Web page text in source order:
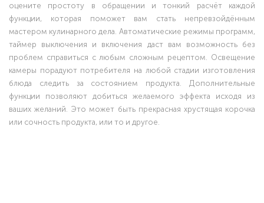
оцените простоту в обращении и тонкий расчёт каждой
функции, которая поможет вам стать непревзойдённым
мастером кулинарного дела. Автоматические режимы программ,
таймер выключения и включения даст вам возможность без
проблем справиться с любым сложным рецептом. Освещение
камеры порадуют потребителя на любой стадии изготовления
блюда следить за состоянием продукта. Дополнительные
функции позволяют добиться желаемого эффекта исходя из
ваших желаний. Это может быть прекрасная хрустящая корочка
или сочность продукта, или то и другое.